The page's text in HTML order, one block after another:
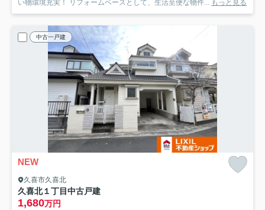
い物環境充実！ リフォームベースとして、生活至便な物件... もっと見る
中古一戸建
NEW
久喜市久喜北
久喜北１丁目中古戸建
1,680万円